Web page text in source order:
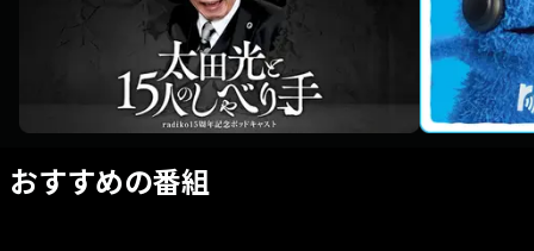
おすすめの番組